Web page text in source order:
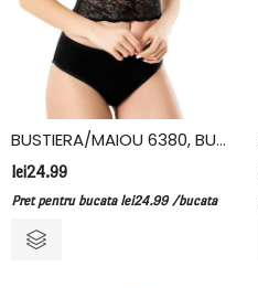
BUSTIERA/MAIOU 6380, BUMBAC/ELASTAN, KOTA
lei24.99
Pret pentru bucata lei24.99 /bucata